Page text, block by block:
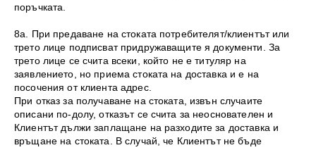
поръчката.
8а. При предаване на стоката потребителят/клиентът или
трето лице подписват придружаващите я документи. За
трето лице се счита всеки, който не е титуляр на
заявлението, но приема стоката на доставка и е на
посочения от клиента адрес.
При отказ за получаване на стоката, извън случаите
описани по-долу, отказът се счита за неоснователен и
Клиентът дължи заплащане на разходите за доставка и
връщане на стоката. В случай, че Клиентът не бъде